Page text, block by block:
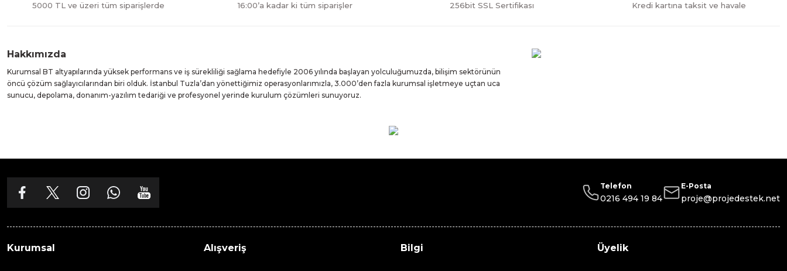
5000 TL ve üzeri tüm siparişlerde 16:00’a kadar ki tüm siparişler 256bit SSL Sertifikası Kredi kartına taksit ve havale
Hakkımızda
Kurumsal BT altyapılarında yüksek performans ve iş sürekliliği sağlama hedefiyle 2006 yılında başlayan yolculuğumuzda, bilişim sektörünün
öncü çözüm sağlayıcılarından biri olduk. İstanbul Tuzla’dan yönettiğimiz operasyonlarımızla, 3.000’den fazla kurumsal işletmeye uçtan uca
sunucu, depolama, donanım-yazılım tedariği ve profesyonel yerinde kurulum çözümleri sunuyoruz.
Telefon
0216 494 19 84
E-Posta
proje@projedestek.net
Kurumsal Alışveriş Bilgi Üyelik